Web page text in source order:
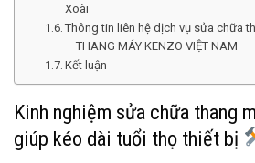
Xoài
Thông tin liên hệ dịch vụ sửa chữa
– THANG MÁY KENZO VIỆT NAM
Kết luận
Kinh nghiệm sửa chữa thang
giúp kéo dài tuổi thọ thiết bị